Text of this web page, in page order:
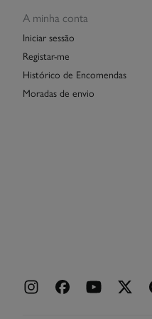
A minha conta
Iniciar sessão
Registar-me
Histórico de Encomendas
Moradas de envio